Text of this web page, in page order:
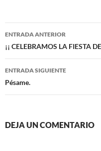
Navegación
de
entradas
ENTRADA ANTERIOR
¡¡ CELEBRAMOS LA FIESTA
ENTRADA SIGUIENTE
Pésame.
DEJA UN COMENTARIO